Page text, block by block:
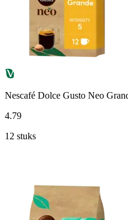
Nescafé Dolce Gusto Neo
4.79
12 stuks